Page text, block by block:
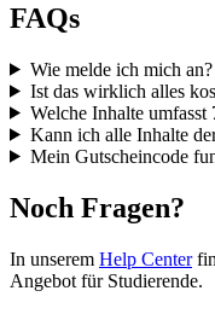
FAQs
Wie melde ich mich an?
Ist das wirklich alles
Welche Inhalte
Kann ich alle Inhalte
Mein Gutscheincode
Noch Fragen?
In unserem Help Center
Angebot für Studierende.